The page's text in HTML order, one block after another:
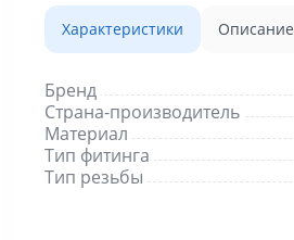
Характеристики Описание
Бренд
Страна-производитель
Материал
Тип фитинга
Тип резьбы